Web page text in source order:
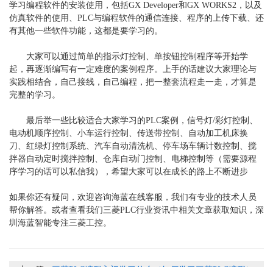
学习编程软件的安装使用，包括GX Developer和GX WORKS2，以及
仿真软件的使用、PLC与编程软件的通信连接、程序的上传下载、还
有其他一些软件功能，这都是要学习的。
大家可以通过简单的指示灯控制、单按钮控制程序等开始学
起，再逐渐编写有一定难度的案例程序。上手的话建议大家理论与
实践相结合，自己接线，自己编程，把一整套流程走一走，才算是
完整的学习。
最后举一些比较适合大家学习的PLC案例，信号灯/彩灯控制、
电动机顺序控制、小车运行控制、传送带控制、自动加工机床换
刀、红绿灯控制系统、汽车自动清洗机、停车场车辆计数控制、搅
拌器自动定时搅拌控制、仓库自动门控制、电梯控制等（需要源程
序学习的话可以私信我），希望大家可以在成长的路上不断进步
如果你还有疑问，欢迎咨询海蓝在线客服，我们有专业的技术人员
帮你解答。或者查看我们三菱PLC行业资讯中相关文章获取知识， 深
圳海蓝智能专注三菱工控。